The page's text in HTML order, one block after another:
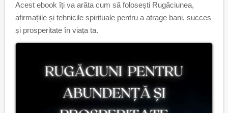
Acest ebook îți va arăta cum să folosești Rugăciunea,
afirmațiile și tehnicile spirituale pentru a atrage bani, succes
și prosperitate în viața ta.